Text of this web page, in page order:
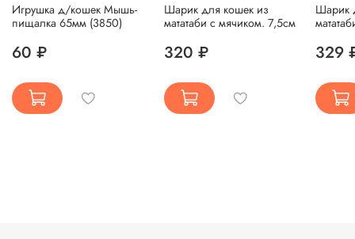
Игрушка д/кошек Мышь-
пищалка 65мм (3850)
60 ₽
Шарик для кошек из
мататаби с мячиком. 7,5см
320 ₽
Шарик
329